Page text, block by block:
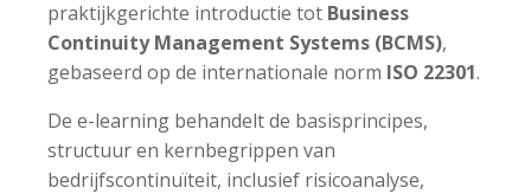
praktijkgerichte introductie tot Business
Continuity Management Systems (BCMS),
gebaseerd op de internationale norm ISO 22301.
De e-learning behandelt de basisprincipes,
structuur en kernbegrippen van
bedrijfscontinuïteit, inclusief risicoanalyse,